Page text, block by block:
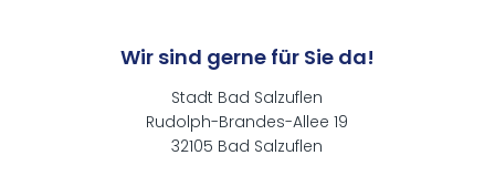
Wir sind gerne für Sie da!
Stadt Bad Salzuflen
Rudolph-Brandes-Allee 19
32105 Bad Salzuflen